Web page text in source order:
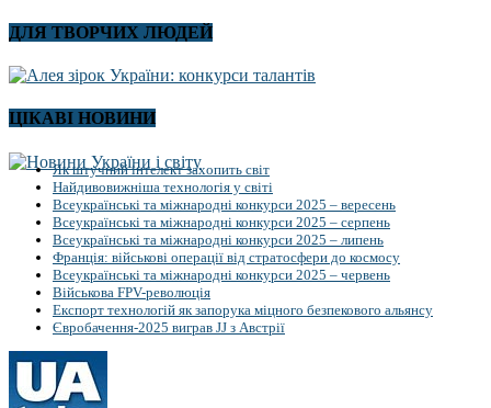
ДЛЯ ТВОРЧИХ ЛЮДЕЙ
ЦІКАВІ НОВИНИ
Як штучний інтелект захопить світ
Найдивовижніша технологія у світі
Всеукраїнські та міжнародні конкурси 2025 – вересень
Всеукраїнські та міжнародні конкурси 2025 – серпень
Всеукраїнські та міжнародні конкурси 2025 – липень
Франція: військові операції від стратосфери до космосу
Всеукраїнські та міжнародні конкурси 2025 – червень
Військова FPV-революція
Експорт технологій як запорука міцного безпекового альянсу
Євробачення-2025 виграв JJ з Австрії